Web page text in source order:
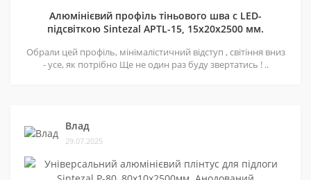
Алюмінієвий профіль тіньового шва c LED-
підсвіткою Sintezal APTL-15, 15х20х2500 мм.
Обрали цей профіль, мінімалістичний відступ , світіння вниз
- усе, як потрібно Ще не один раз буду звертатись ! ..
Влад
29.07.2025